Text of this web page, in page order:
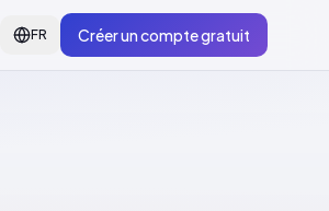
FR Créer un compte gratuit